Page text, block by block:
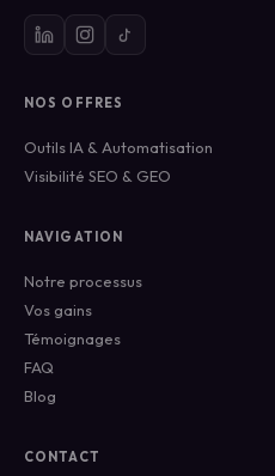
NOS OFFRES
Outils IA & Automatisation
Visibilité SEO & GEO
NAVIGATION
Notre processus
Vos gains
Témoignages
FAQ
Blog
CONTACT